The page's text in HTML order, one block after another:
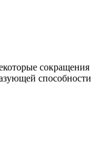
сокращения
способности